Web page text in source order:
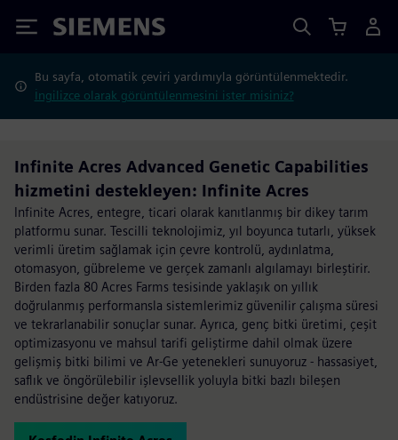
Siemens
Bu sayfa, otomatik çeviri yardımıyla görüntülenmektedir.
İngilizce olarak görüntülenmesini ister misiniz?
Infinite Acres Advanced Genetic Capabilities
hizmetini destekleyen: Infinite Acres
Infinite Acres, entegre, ticari olarak kanıtlanmış bir dikey tarım
platformu sunar. Tescilli teknolojimiz, yıl boyunca tutarlı, yüksek
verimli üretim sağlamak için çevre kontrolü, aydınlatma,
otomasyon, gübreleme ve gerçek zamanlı algılamayı birleştirir.
Birden fazla 80 Acres Farms tesisinde yaklaşık on yıllık
doğrulanmış performansla sistemlerimiz güvenilir çalışma süresi
ve tekrarlanabilir sonuçlar sunar. Ayrıca, genç bitki üretimi, çeşit
optimizasyonu ve mahsul tarifi geliştirme dahil olmak üzere
gelişmiş bitki bilimi ve Ar-Ge yetenekleri sunuyoruz - hassasiyet,
saflık ve öngörülebilir işlevsellik yoluyla bitki bazlı bileşen
endüstrisine değer katıyoruz.